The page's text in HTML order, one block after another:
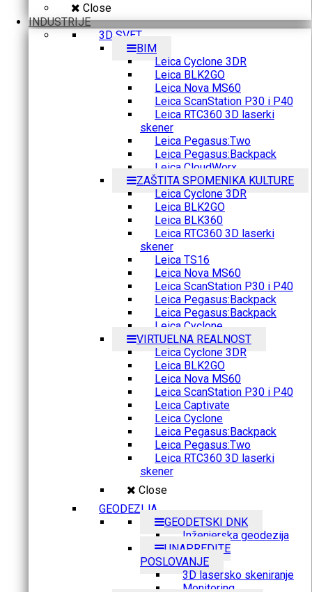
Close
INDUSTRIJE
3D SVET
BIM
Leica Cyclone 3DR
Leica BLK2GO
Leica Nova MS60
Leica ScanStation P30 i P40
Leica RTC360 3D laserki
skener
Leica Pegasus:Two
Leica Pegasus:Backpack
Leica CloudWorx
ZAŠTITA SPOMENIKA KULTURE
Leica Cyclone 3DR
Leica BLK2GO
Leica BLK360
Leica RTC360 3D laserki
skener
Leica TS16
Leica Nova MS60
Leica ScanStation P30 i P40
Leica Pegasus:Backpack
Leica Pegasus:Backpack
Leica Cyclone
VIRTUELNA REALNOST
Leica Cyclone 3DR
Leica BLK2GO
Leica Nova MS60
Leica ScanStation P30 i P40
Leica Captivate
Leica Cyclone
Leica Pegasus:Backpack
Leica Pegasus:Two
Leica RTC360 3D laserki
skener
Close
GEODEZIJA
GEODETSKI DNK
Inženjerska geodezija
UNAPREDITE
POSLOVANJE
3D lasersko skeniranje
Monitoring